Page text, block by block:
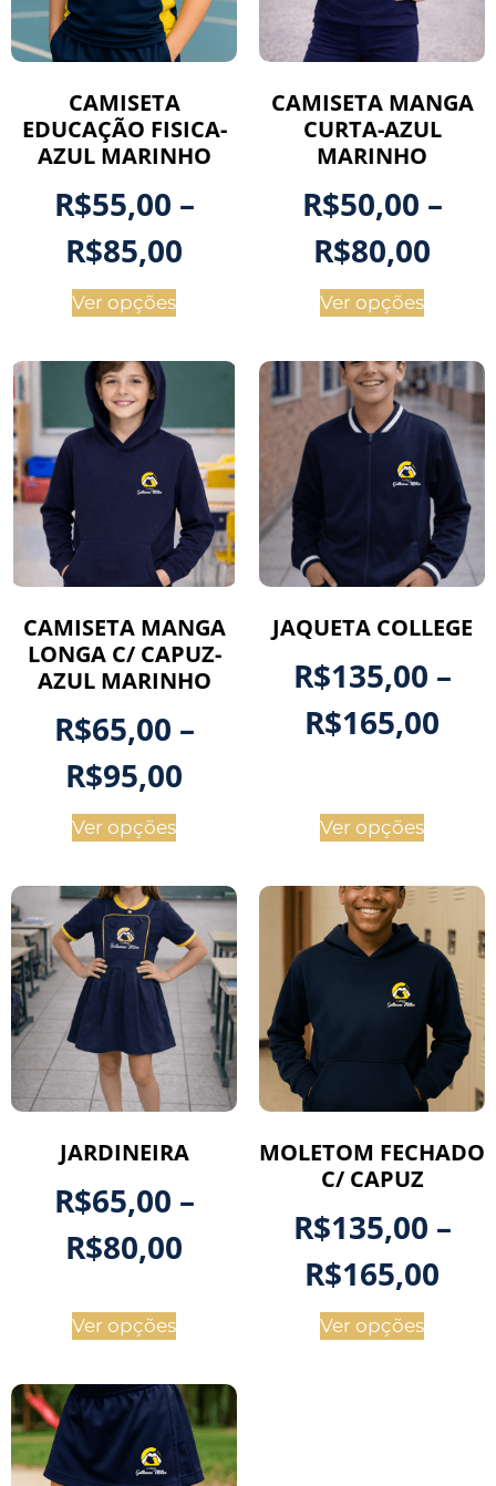
CAMISETA
EDUCAÇÃO FISICA-
AZUL MARINHO
R$55,00 –
R$85,00
Ver opções
CAMISETA MANGA
CURTA-AZUL
MARINHO
R$50,00 –
R$80,00
Ver opções
CAMISETA MANGA
LONGA C/ CAPUZ-
AZUL MARINHO
R$65,00 –
R$95,00
Ver opções
JAQUETA COLLEGE
R$135,00 –
R$165,00
Ver opções
JARDINEIRA
R$65,00 –
R$80,00
Ver opções
MOLETOM FECHADO
C/ CAPUZ
R$135,00 –
R$165,00
Ver opções